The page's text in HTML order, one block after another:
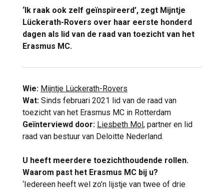
‘Ik raak ook zelf geïnspireerd’, zegt Mijntje
Lückerath-Rovers over haar eerste honderd
dagen als lid van de raad van toezicht van het
Erasmus MC.
Wie: Mijntje Lückerath-Rovers
Wat: Sinds februari 2021 lid van de raad van
toezicht van het Erasmus MC in Rotterdam
Geïnterviewd door: Liesbeth Mol, partner en lid
raad van bestuur van Deloitte Nederland.
U heeft meerdere toezichthoudende rollen.
Waarom past het Erasmus MC bij u?
‘Iedereen heeft wel zo’n lijstje van twee of drie